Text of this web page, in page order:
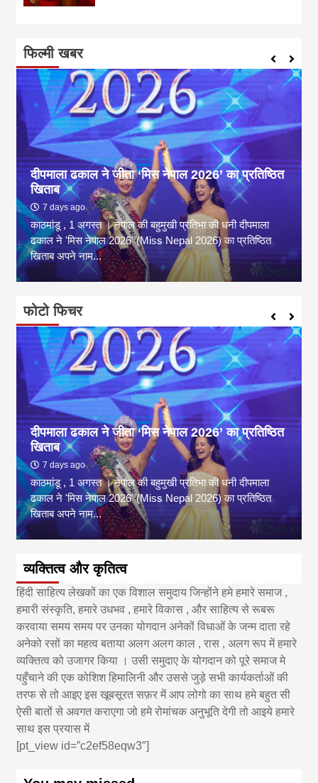
फिल्मी खबर
दीपमाला ढकाल ने जीता ‘मिस नेपाल 2026’ का प्रतिष्ठित
खिताब
7 days ago
काठमांडू , 1 अगस्त । नेपाल की बहुमुखी प्रतिभा की धनी दीपमाला
ढकाल ने 'मिस नेपाल 2026' (Miss Nepal 2026) का प्रतिष्ठित
खिताब अपने नाम...
फोटो फिचर
दीपमाला ढकाल ने जीता ‘मिस नेपाल 2026’ का प्रतिष्ठित
खिताब
7 days ago
काठमांडू , 1 अगस्त । नेपाल की बहुमुखी प्रतिभा की धनी दीपमाला
ढकाल ने 'मिस नेपाल 2026' (Miss Nepal 2026) का प्रतिष्ठित
खिताब अपने नाम...
व्यक्तित्व और कृतित्व
हिंदी साहित्य लेखकों का एक विशाल समुदाय जिन्होंने हमे हमारे समाज ,
हमारी संस्कृति, हमारे उधभव , हमारे विकास , और साहित्य से रूबरू
करवाया समय समय पर उनका योगदान अनेकों विधाओं के जन्म दाता रहे
अनेको रसों का महत्व बताया अलग अलग काल , रास , अलग रूप में हमारे
व्यक्तित्व को उजागर किया । उसी समुदाए के योगदान को पूरे समाज मे
पहुँचाने की एक कोशिश हिमालिनी और उससे जुड़े सभी कार्यकर्ताओं की
तरफ से तो आइए इस खूबसूरत सफ़र में आप लोगो का साथ हमे बहुत सी
ऐसी बातों से अवगत कराएगा जो हमे रोमांचक अनुभूति देगी तो आइये हमारे
साथ इस प्रयास में
[pt_view id=”c2ef58eqw3″]